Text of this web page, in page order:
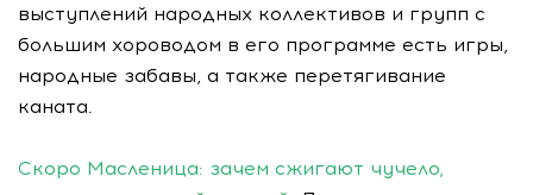
выступлений народных коллективов и групп с
большим хороводом в его программе есть игры,
народные забавы, а также перетягивание
каната.
Скоро Масленица: зачем сжигают чучело,